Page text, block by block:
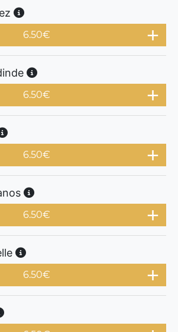
6.50€
6.50€
6.50€
6.50€
6.50€